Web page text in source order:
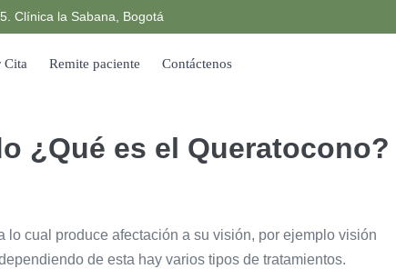
Clínica la Sabana, Bogotá
Cita Remite paciente Contáctenos
¿Qué es el Queratocono?
lo cual produce afectación a su visión, por ejemplo visión
de esta hay varios tipos de tratamientos.